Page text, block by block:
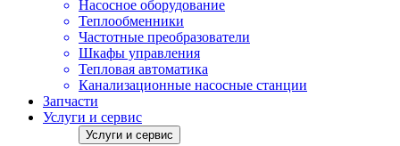
Насосное оборудование
Теплообменники
Частотные преобразователи
Шкафы управления
Тепловая автоматика
Канализационные насосные станции
Запчасти
Услуги и сервис
Услуги и сервис